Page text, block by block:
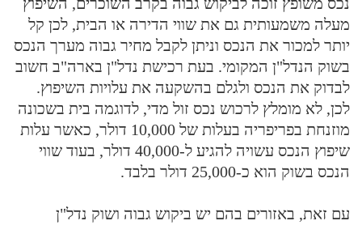
מעלה משמעותית גם את שווי הדירה או הבית, לכן קל
יותר למכור את הנכס וניתן לקבל מחיר גבוה מערך הנכס
בשוק הנדל"ן המקומי. בעת רכישת נדל"ן בארה"ב חשוב
לבדוק את הנכס ולגלם בהשקעה את עלויות השיפוץ.
לכן, לא מומלץ לרכוש נכס זול מדי, לדוגמה בית בשכונה
מוזנחת בפריפריה בעלות של 10,000 דולר, כאשר עלות
שיפוץ הנכס עשויה להגיע ל-40,000 דולר, בעוד שווי
הנכס בשוק הוא כ-25,000 דולר בלבד.
עם זאת, באזורים בהם יש ביקוש גבוה ושוק נדל"ן